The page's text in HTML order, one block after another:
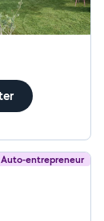
Auto-entrepreneur